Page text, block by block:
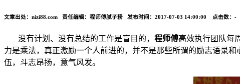
文章出处：nizi88.com 责任编辑：程师傅腻子粉 发布时间：2017-07-03 14:00:00 点击数： -
没有计划、没有总结的工作是盲目的， 程师傅高效执行团队每
力是乘法，真正激励一个人前进的，并不是那些所谓的励志语录
伍，斗志昂扬，意气风发。